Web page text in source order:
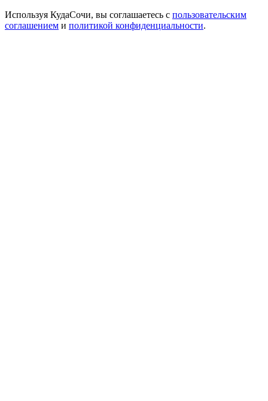
Используя КудаСочи, вы соглашаетесь с пользовательским
соглашением и политикой конфиденциальности.